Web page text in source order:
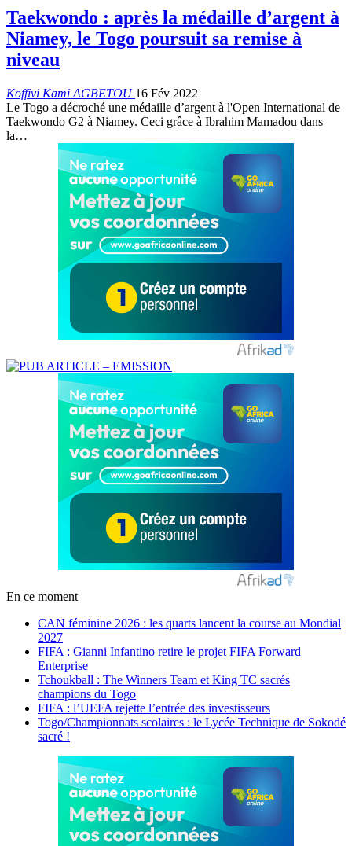
Taekwondo : après la médaille d’argent à
Niamey, le Togo poursuit sa remise à
niveau
Koffivi Kami AGBETOU 16 Fév 2022
Le Togo a décroché une médaille d’argent à l'Open International de
Taekwondo G2 à Niamey. Ceci grâce à Ibrahim Mamadou dans
la…
En ce moment
CAN féminine 2026 : les quarts lancent la course au Mondial
2027
FIFA : Gianni Infantino retire le projet FIFA Forward
Enterprise
Tchoukball : The Winners Team et King TC sacrés
champions du Togo
FIFA : l’UEFA rejette l’entrée des investisseurs
Togo/Championnats scolaires : le Lycée Technique de Sokodé
sacré !